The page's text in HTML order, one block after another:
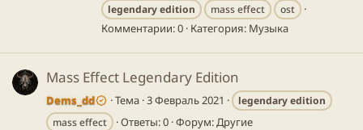
legendaryedition mass effect ost
Комментарии: 0 Категория: Музыка
Mass Effect Legendary Edition
Dems_dd Тема 3 Февраль 2021 legendaryedition
mass effect
Ответы: 0 Форум:Другие